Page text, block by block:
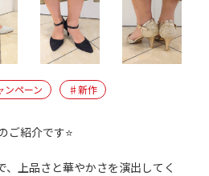
ンペーン ♯新作
ご紹介です⭐
、上品さと華やかさを演出してく